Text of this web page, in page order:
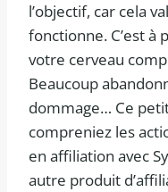
l’objectif, car cela
fonctionne. C’est
votre cerveau
Beaucoup
dommage… Ce
compreniez les
en affiliation avec
autre produit